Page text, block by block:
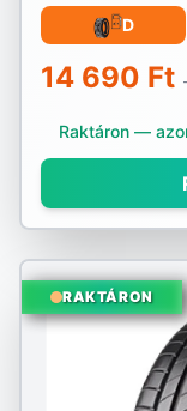
D
14 690 Ft
Raktáron —
RAKTÁRON